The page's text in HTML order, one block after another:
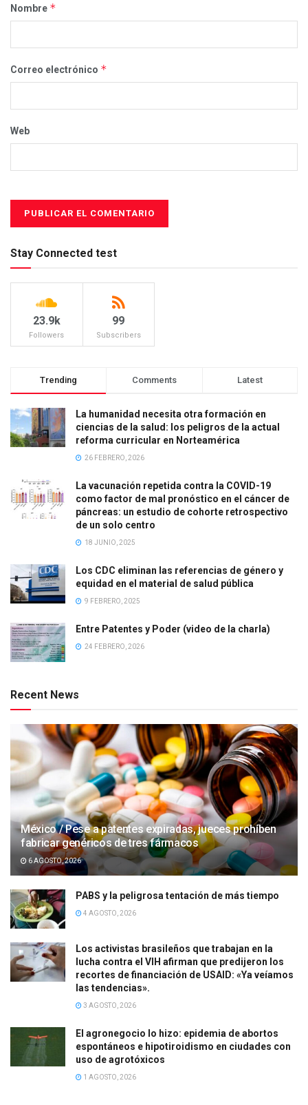
Nombre *
Correo electrónico *
Web
Stay Connected test
23.9k
Followers
99
Subscribers
Trending Comments Latest
La humanidad necesita otra formación en
ciencias de la salud: los peligros de la actual
reforma curricular en Norteamérica
26 FEBRERO, 2026
La vacunación repetida contra la COVID-19
como factor de mal pronóstico en el cáncer de
páncreas: un estudio de cohorte retrospectivo
de un solo centro
18 JUNIO, 2025
Los CDC eliminan las referencias de género y
equidad en el material de salud pública
9 FEBRERO, 2025
Entre Patentes y Poder (video de la charla)
24 FEBRERO, 2026
Recent News
México / Pese a patentes expiradas, jueces prohíben
fabricar genéricos de tres fármacos
6 AGOSTO, 2026
PABS y la peligrosa tentación de más tiempo
4 AGOSTO, 2026
Los activistas brasileños que trabajan en la
lucha contra el VIH afirman que predijeron los
recortes de financiación de USAID: «Ya veíamos
las tendencias».
3 AGOSTO, 2026
El agronegocio lo hizo: epidemia de abortos
espontáneos e hipotiroidismo en ciudades con
uso de agrotóxicos
1 AGOSTO, 2026